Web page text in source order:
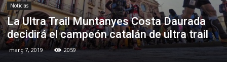
Noticias
La Ultra Trail Muntanyes Costa Daurada
decidirá el campeón catalán de ultra trail
març 7, 2019 2059